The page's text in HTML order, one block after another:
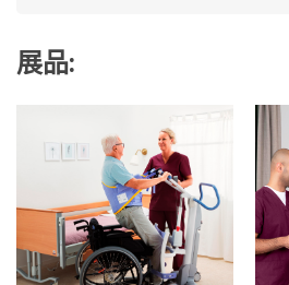
展品: